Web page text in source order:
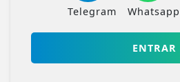
Telegram Whatsapp
ENTRAR